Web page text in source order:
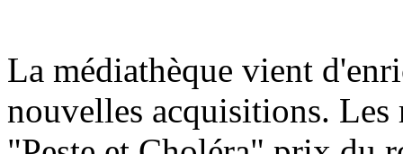
La médiathèque vient
nouvelles acquisitions.